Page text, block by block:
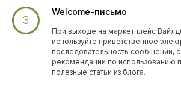
Welcome-письмо
При выходе на маркетплейс
используйте приветственное
последовательность сообщений,
рекомендации по использованию
полезные статьи из блога.
надежных поставщиков товаров.